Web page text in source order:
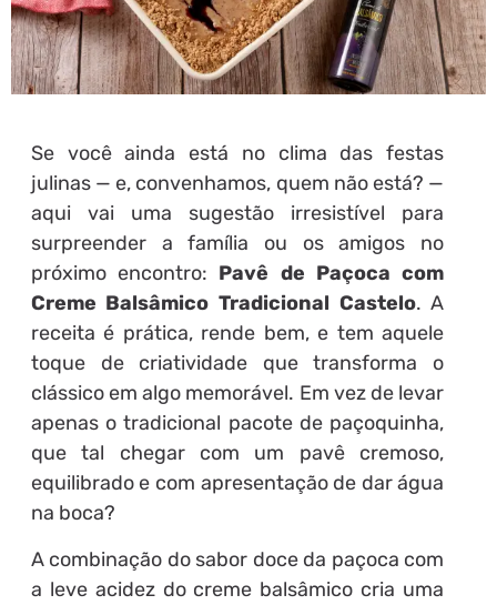
Se você ainda está no clima das festas
julinas — e, convenhamos, quem não está? —
aqui vai uma sugestão irresistível para
surpreender a família ou os amigos no
próximo encontro: Pavê de Paçoca com
Creme Balsâmico Tradicional Castelo. A
receita é prática, rende bem, e tem aquele
toque de criatividade que transforma o
clássico em algo memorável. Em vez de levar
apenas o tradicional pacote de paçoquinha,
que tal chegar com um pavê cremoso,
equilibrado e com apresentação de dar água
na boca?
A combinação do sabor doce da paçoca com
a leve acidez do creme balsâmico cria uma